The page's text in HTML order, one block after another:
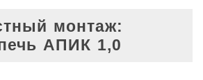
монтаж:
АПИК 1,0